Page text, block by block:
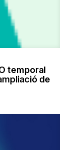
temporal
de